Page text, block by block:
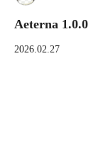
Aeterna 1.0.0
2026.02.27